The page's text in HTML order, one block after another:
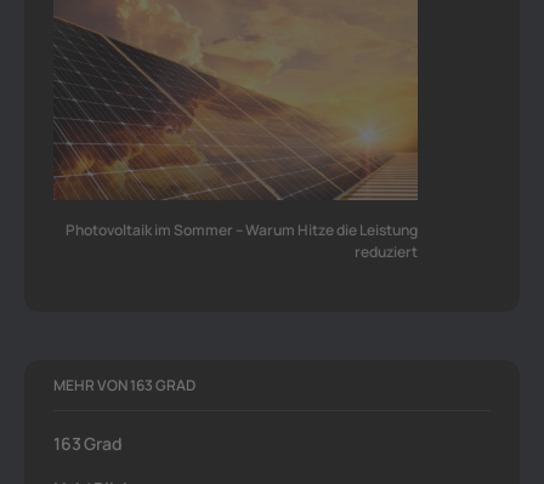
Photovoltaik im Sommer – Warum Hitze die Leistung
reduziert
MEHR VON 163 GRAD
163 Grad